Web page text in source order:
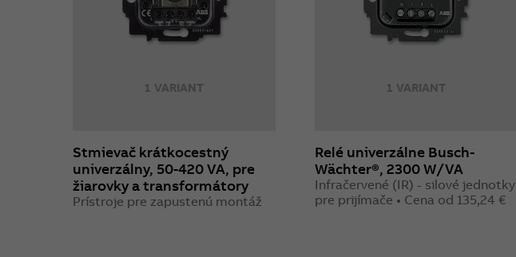
1 VARIANT
Stmievač krátkocestný
univerzálny, 50-420 VA, pre
žiarovky a transformátory
Prístroje pre zapustenú montáž
1 VARIANT
Relé univerzálne Busch-
Wächter®, 2300 W/VA
Infračervené (IR) - silové jednotky
pre prijímače • Cena od 135,24 €